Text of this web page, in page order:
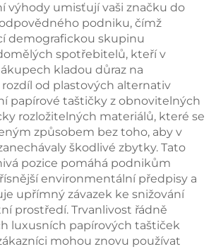
výhody umisťují vaši značku do
podniku, čímž
demografickou skupinu
spotřebitelů, kteří v
kladou důraz na
od plastových alternativ
papírové taštičky z obnovitelných
rozložitelných materiálů, které se
způsobem bez toho, aby v
škodlivé zbytky. Tato
pozice pomáhá podnikům
environmentální předpisy a
upřímný závazek ke snižování
prostředí. Trvanlivost řádně
luxusních papírových taštiček
mohou znovu používat